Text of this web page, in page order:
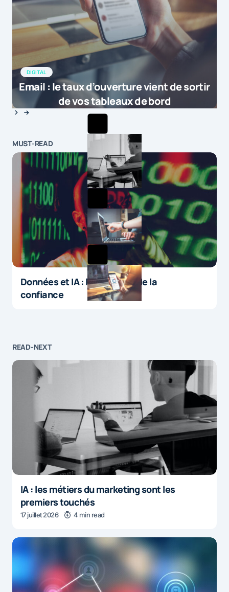
DIGITAL
Email : le taux d’ouverture vient de sortir
de vos tableaux de bord
MUST-READ
Données et IA : le paradoxe de la
confiance
READ-NEXT
IA : les métiers du marketing sont les
premiers touchés
17 juillet 2026 4 min read